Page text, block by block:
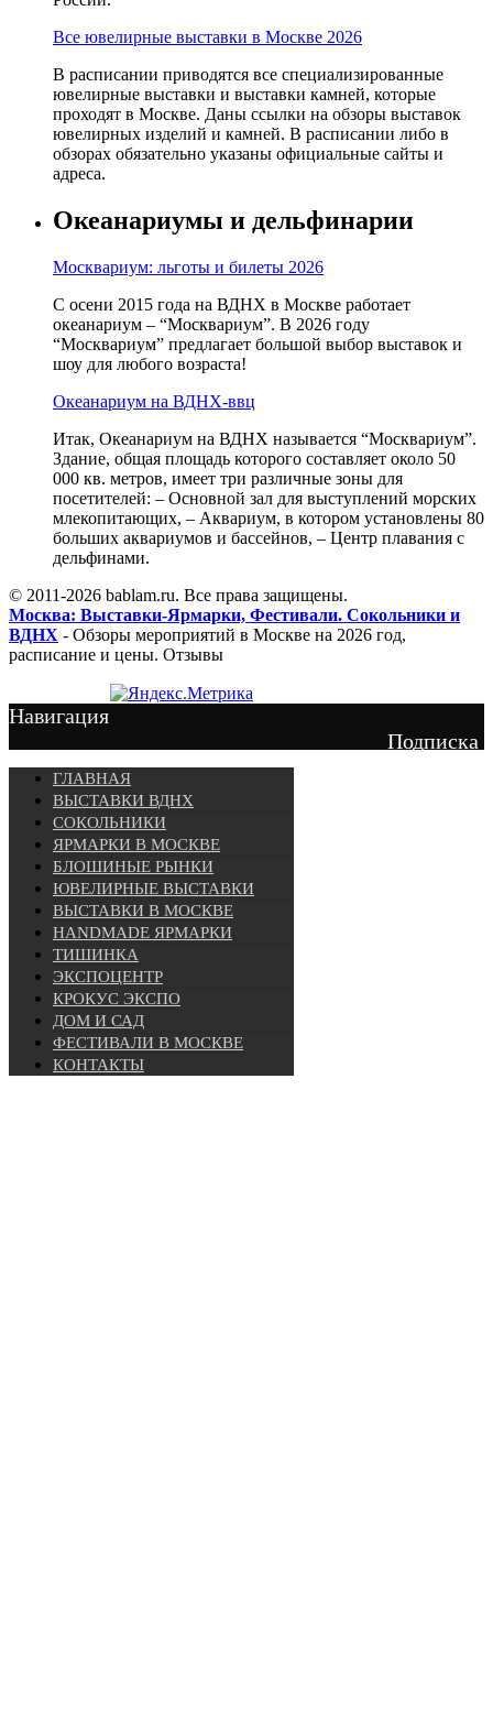
Все ювелирные выставки в Москве 2026
В расписании приводятся все специализированные
ювелирные выставки и выставки камней, которые
проходят в Москве. Даны ссылки на обзоры выставок
ювелирных изделий и камней. В расписании либо в
обзорах обязательно указаны официальные сайты и
адреса.
Океанариумы и дельфинарии
Москвариум: льготы и билеты 2026
С осени 2015 года на ВДНХ в Москве работает
океанариум – “Москвариум”. В 2026 году
“Москвариум” предлагает большой выбор выставок и
шоу для любого возраста!
Океанариум на ВДНХ-ввц
Итак, Океанариум на ВДНХ называется “Москвариум”.
Здание, общая площадь которого составляет около 50
000 кв. метров, имеет три различные зоны для
посетителей: – Основной зал для выступлений морских
млекопитающих, – Аквариум, в котором установлены 80
больших аквариумов и бассейнов, – Центр плавания с
дельфинами.
© 2011-2026 bablam.ru. Все права защищены.
Москва: Выставки-Ярмарки, Фестивали. Сокольники и
ВДНХ - Обзоры мероприятий в Москве на 2026 год,
расписание и цены. Отзывы
Навигация
Подписка
ГЛАВНАЯ
ВЫСТАВКИ ВДНХ
СОКОЛЬНИКИ
ЯРМАРКИ В МОСКВЕ
БЛОШИНЫЕ РЫНКИ
ЮВЕЛИРНЫЕ ВЫСТАВКИ
ВЫСТАВКИ В МОСКВЕ
HANDMADE ЯРМАРКИ
ТИШИНКА
ЭКСПОЦЕНТР
КРОКУС ЭКСПО
ДОМ И САД
ФЕСТИВАЛИ В МОСКВЕ
КОНТАКТЫ